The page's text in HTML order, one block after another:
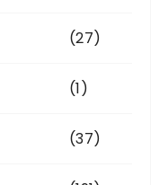
(27)
(1)
(37)